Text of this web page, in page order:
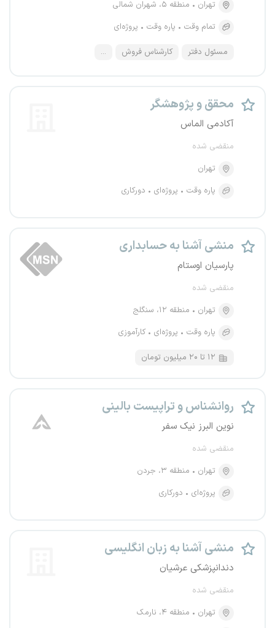
تهران
منطقه ۵، شهران شمالی
تمام وقت
پاره وقت پروژه‌ای
مسئول دفتر کارشناس فروش ...
محقق و پژوهشگر
آکادمی الماس
منقضی شده
تهران
پاره وقت
پروژه‌ای دورکاری
منشی آشنا به حسابداری
پارسیان اوستام
منقضی شده
تهران
منطقه ۱۲، سنگلج
پاره وقت
پروژه‌ای کارآموزی
۱۲ تا ۲۰ میلیون تومان
روانشناس و تراپیست بالینی
نوین البرز نیک سفر
منقضی شده
تهران
منطقه ۳، جردن
پروژه‌ای
دورکاری
منشی آشنا به زبان انگلیسی
دندانپزشکی عرشیان
منقضی شده
تهران
منطقه ۴، نارمک